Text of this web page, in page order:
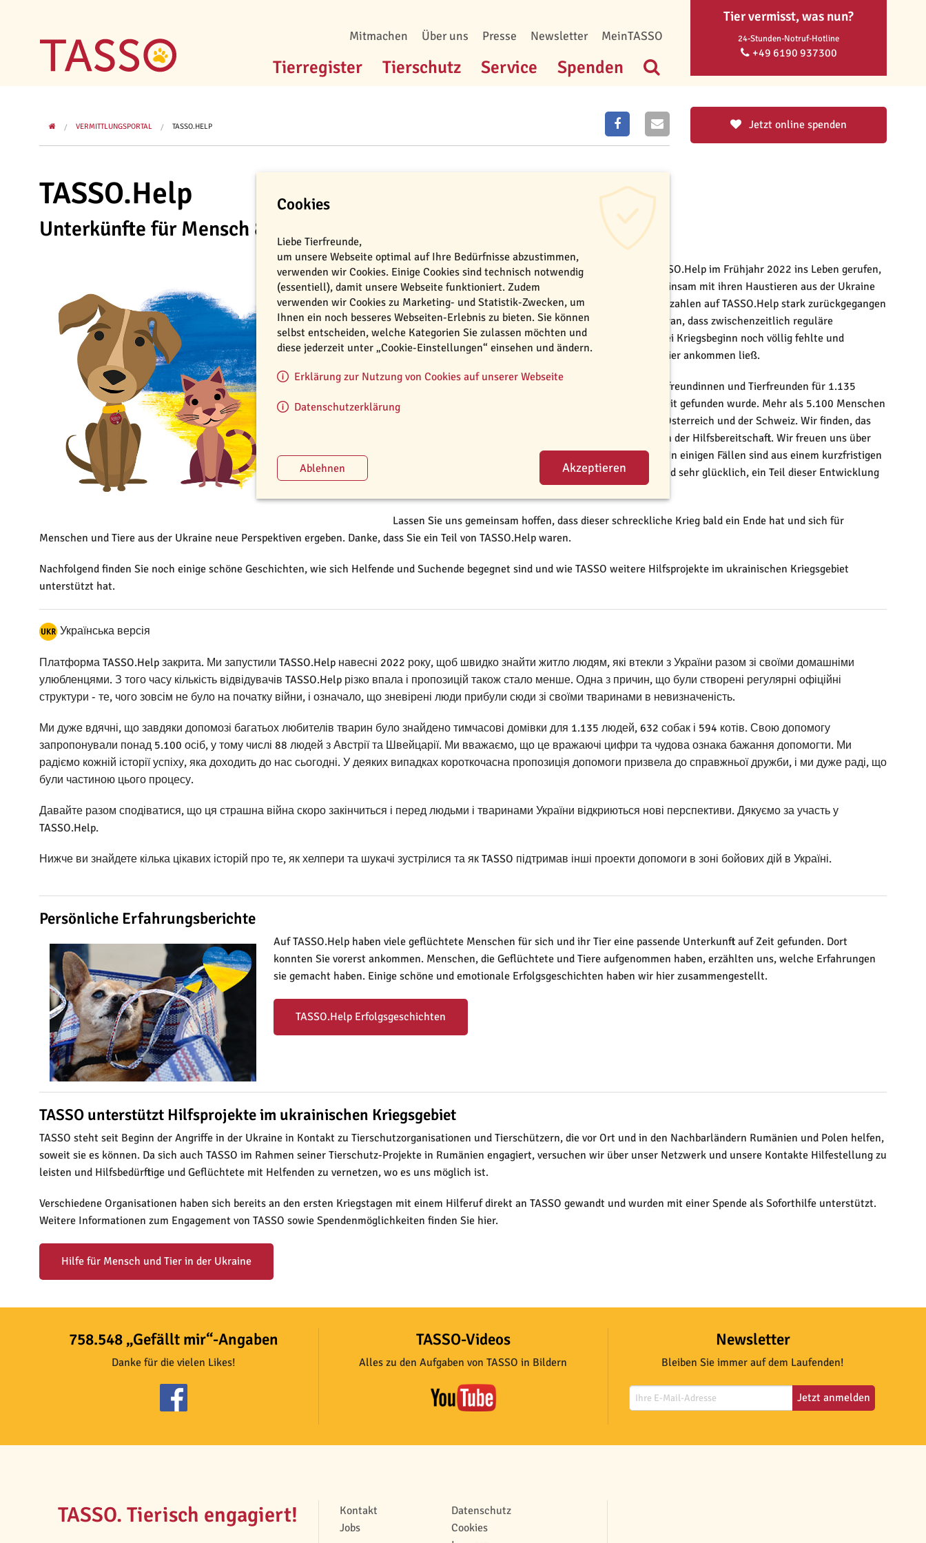
Mitmachen Über uns Presse Newsletter MeinTASSO
Tierregister Tierschutz Service Spenden
Tier vermisst, was nun?
24-Stunden-Notruf-Hotline
+49 6190 937300
VERMITTLUNGSPORTAL TASSO.HELP Jetzt online spenden
TASSO.Help
Unterkünfte für Mensch & Tier
Die Plattform TASSO.Help ist geschlossen. Wir hatten TASSO.Help im Frühjahr 2022 ins Leben gerufen,
um schnell Unterkünfte für Menschen zu finden, die gemeinsam mit ihren Haustieren aus der Ukraine
geflüchtet sind. Zwischenzeitlich sind jedoch die Besucherzahlen auf TASSO.Help stark zurückgegangen
und auch die Angebote wurden weniger. Das liegt auch daran, dass zwischenzeitlich reguläre
behördliche Strukturen geschaffen wurden – etwas, das bei Kriegsbeginn noch völlig fehlte und
verzweifelte Menschen mit ihren Tieren in Ungewissheit hier ankommen ließ.
Wir sind sehr dankbar, dass mit der Hilfe von so vielen Tierfreundinnen und Tierfreunden für 1.135
Menschen, 632 Hunde und 594 Katzen ein Zuhause auf Zeit gefunden wurde. Mehr als 5.100 Menschen
haben ihre Hilfe angeboten, davon 88 Personen auch aus Österreich und der Schweiz. Wir finden, das
sind beeindruckende Zahlen und sie sind ein tolles Zeichen der Hilfsbereitschaft. Wir freuen uns über
jede Erfolgsgeschichte, die uns auch heute noch erreicht. In einigen Fällen sind aus einem kurzfristigen
Hilfsangebot echte Freundschaften entstanden und wir sind sehr glücklich, ein Teil dieser Entwicklung
Lassen Sie uns gemeinsam hoffen, dass dieser schreckliche Krieg bald ein Ende hat und sich für
Menschen und Tiere aus der Ukraine neue Perspektiven ergeben. Danke, dass Sie ein Teil von TASSO.Help waren.
Nachfolgend finden Sie noch einige schöne Geschichten, wie sich Helfende und Suchende begegnet sind und wie TASSO weitere Hilfsprojekte im ukrainischen Kriegsgebiet
unterstützt hat.
Українська версія
Платформа TASSO.Help закрита. Ми запустили TASSO.Help навесні 2022 року, щоб швидко знайти житло людям, які втекли з України разом зі своїми домашніми
улюбленцями. З того часу кількість відвідувачів TASSO.Help різко впала і пропозицій також стало менше. Одна з причин, що були створені регулярні офіційні
структури - те, чого зовсім не було на початку війни, і означало, що зневірені люди прибули сюди зі своїми тваринами в невизначеність.
Ми дуже вдячні, що завдяки допомозі багатьох любителів тварин було знайдено тимчасові домівки для 1.135 людей, 632 собак і 594 котів. Свою допомогу
запропонували понад 5.100 осіб, у тому числі 88 людей з Австрії та Швейцарії. Ми вважаємо, що це вражаючі цифри та чудова ознака бажання допомогти. Ми
радіємо кожній історії успіху, яка доходить до нас сьогодні. У деяких випадках короткочасна пропозиція допомоги призвела до справжньої дружби, і ми дуже раді, що
були частиною цього процесу.
Давайте разом сподіватися, що ця страшна війна скоро закінчиться і перед людьми і тваринами України відкриються нові перспективи. Дякуємо за участь у
TASSO.Help.
Нижче ви знайдете кілька цікавих історій про те, як хелпери та шукачі зустрілися та як TASSO підтримав інші проекти допомоги в зоні бойових дій в Україні.
Persönliche Erfahrungsberichte
Auf TASSO.Help haben viele geflüchtete Menschen für sich und ihr Tier eine passende Unterkunft auf Zeit gefunden. Dort
konnten Sie vorerst ankommen. Menschen, die Geflüchtete und Tiere aufgenommen haben, erzählten uns, welche Erfahrungen
sie gemacht haben. Einige schöne und emotionale Erfolgsgeschichten haben wir hier zusammengestellt.
TASSO.Help Erfolgsgeschichten
TASSO unterstützt Hilfsprojekte im ukrainischen Kriegsgebiet
TASSO steht seit Beginn der Angriffe in der Ukraine in Kontakt zu Tierschutzorganisationen und Tierschützern, die vor Ort und in den Nachbarländern Rumänien und Polen helfen,
soweit sie es können. Da sich auch TASSO im Rahmen seiner Tierschutz-Projekte in Rumänien engagiert, versuchen wir über unser Netzwerk und unsere Kontakte Hilfestellung zu
leisten und Hilfsbedürftige und Geflüchtete mit Helfenden zu vernetzen, wo es uns möglich ist.
Verschiedene Organisationen haben sich bereits an den ersten Kriegstagen mit einem Hilferuf direkt an TASSO gewandt und wurden mit einer Spende als Soforthilfe unterstützt.
Weitere Informationen zum Engagement von TASSO sowie Spendenmöglichkeiten finden Sie hier.
Hilfe für Mensch und Tier in der Ukraine
758.548 „Gefällt mir“-Angaben
Danke für die vielen Likes!
TASSO-Videos
Alles zu den Aufgaben von TASSO in Bildern
Newsletter
Bleiben Sie immer auf dem Laufenden!
Jetzt anmelden
TASSO. Tierisch engagiert!
Kontakt
Jobs
Datenschutz
Cookies
Cookies
Liebe Tierfreunde,
um unsere Webseite optimal auf Ihre Bedürfnisse abzustimmen,
verwenden wir Cookies. Einige Cookies sind technisch notwendig
(essentiell), damit unsere Webseite funktioniert. Zudem
verwenden wir Cookies zu Marketing- und Statistik-Zwecken, um
Ihnen ein noch besseres Webseiten-Erlebnis zu bieten. Sie können
selbst entscheiden, welche Kategorien Sie zulassen möchten und
diese jederzeit unter „Cookie-Einstellungen“ einsehen und ändern.
Erklärung zur Nutzung von Cookies auf unserer Webseite
Datenschutzerklärung